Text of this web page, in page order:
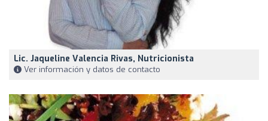
Lic. Jaqueline Valencia Rivas, Nutricionista
Ver información y datos de contacto